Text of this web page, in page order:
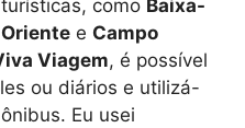
como Baixa-
Oriente e Campo
Viagem, é possível
ou diários e utilizá-
Eu usei